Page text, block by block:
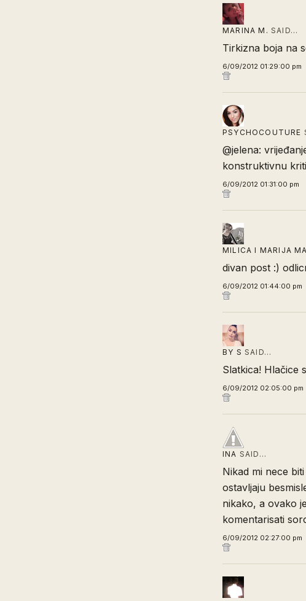
MARINA M. SAID…
Tirkizna boja na
6/09/2012 01:29:00 pm
PSYCHOCOUTURE
@jelena:
konstruktivnu
6/09/2012 01:31:00 pm
MILICA I MARIJA
divan post :)
6/09/2012 01:44:00 pm
BY S SAID…
Slatkica! Hlačice
6/09/2012 02:05:00 pm
INA SAID…
Nikad mi nece
ostavljaju
nikako, a ovako
komentarisati
6/09/2012 02:27:00 pm